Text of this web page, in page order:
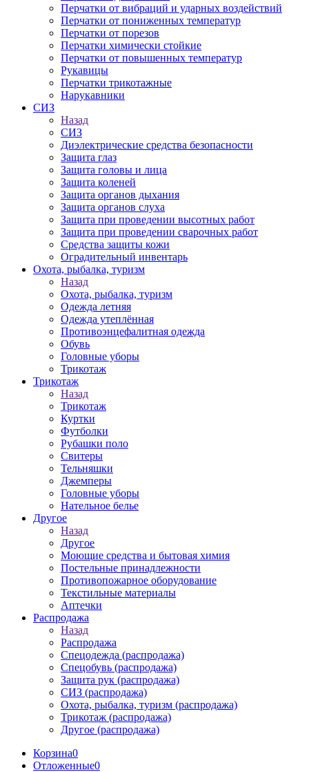
Перчатки от вибраций и ударных воздействий
Перчатки от пониженных температур
Перчатки от порезов
Перчатки химически стойкие
Перчатки от повышенных температур
Рукавицы
Перчатки трикотажные
Нарукавники
СИЗ
Назад
СИЗ
Диэлектрические средства безопасности
Защита глаз
Защита головы и лица
Защита коленей
Защита органов дыхания
Защита органов слуха
Защита при проведении высотных работ
Защита при проведении сварочных работ
Средства защиты кожи
Оградительный инвентарь
Охота, рыбалка, туризм
Назад
Охота, рыбалка, туризм
Одежда летняя
Одежда утеплённая
Противоэнцефалитная одежда
Обувь
Головные уборы
Трикотаж
Трикотаж
Назад
Трикотаж
Куртки
Футболки
Рубашки поло
Свитеры
Тельняшки
Джемперы
Головные уборы
Нательное белье
Другое
Назад
Другое
Моющие средства и бытовая химия
Постельные принадлежности
Противопожарное оборудование
Текстильные материалы
Аптечки
Распродажа
Назад
Распродажа
Спецодежда (распродажа)
Спецобувь (распродажа)
Защита рук (распродажа)
СИЗ (распродажа)
Охота, рыбалка, туризм (распродажа)
Трикотаж (распродажа)
Другое (распродажа)
Корзина0
Отложенные0